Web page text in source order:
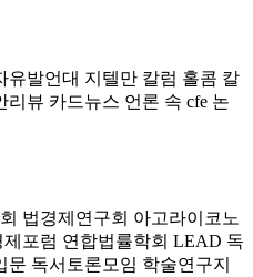
유발언대 지텔만 칼럼 홀콤 칼
리뷰 카드뉴스 언론 속 cfe 논
법경제연구회 아고라이코노
포럼 연합법률학회 LEAD 독
문 독서토론모임 학술연구지